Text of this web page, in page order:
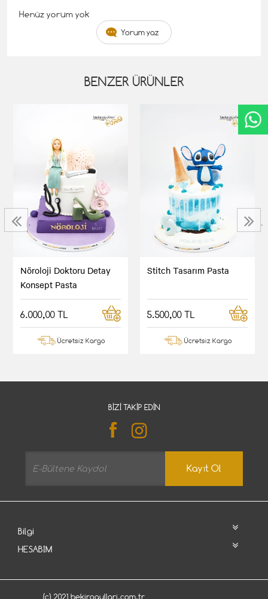
Henüz yorum yok
Yorum yaz
BENZER ÜRÜNLER
Nöroloji Doktoru Detay
Konsept Pasta
6.000,00 TL
Ücretsiz Kargo
Stitch Tasarım Pasta
5.500,00 TL
Ücretsiz Kargo
‹ ›
BIZI TAKIP EDIN
Kayıt Ol
Bilgi
HESABIM
(c) 2021 bekirogullari.com.tr